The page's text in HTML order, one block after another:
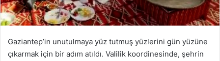
Gaziantep’in unutulmaya yüz tutmuş yüzlerini gün yüzüne
çıkarmak için bir adım atıldı. Valilik koordinesinde, şehrin